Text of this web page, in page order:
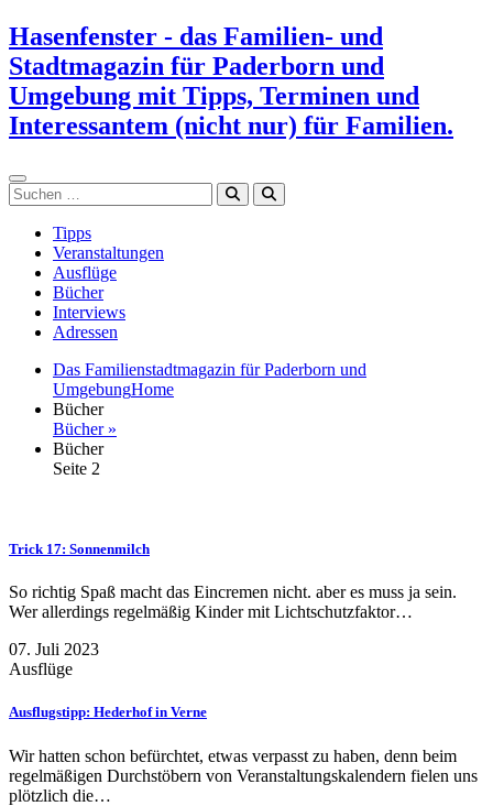
Zum
Inhalt
springen
Hasenfenster - das Familien- und
Stadtmagazin für Paderborn und
Umgebung mit Tipps, Terminen und
Interessantem (nicht nur) für Familien.
Suchen
Tipps
Veranstaltungen
Ausflüge
Bücher
Interviews
Adressen
Das Familienstadtmagazin für Paderborn und
UmgebungHome
Bücher
Bücher »
Bücher
Seite 2
Trick 17: Sonnenmilch
So richtig Spaß macht das Eincremen nicht. aber es muss ja sein.
Wer allerdings regelmäßig Kinder mit Lichtschutzfaktor…
07. Juli 2023
Ausflüge
Ausflugstipp: Hederhof in Verne
Wir hatten schon befürchtet, etwas verpasst zu haben, denn beim
regelmäßigen Durchstöbern von Veranstaltungskalendern fielen uns
plötzlich die…